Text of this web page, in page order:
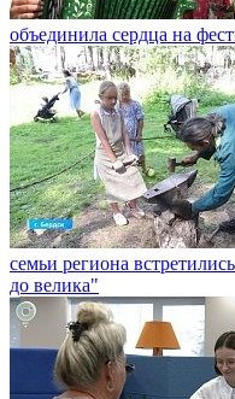
объединила сердца на
семьи региона
до велика"